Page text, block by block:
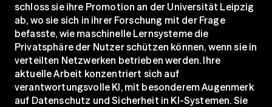
schloss sie ihre Promotion an der Universität Leipzig
ab, wo sie sich in ihrer Forschung mit der Frage
befasste, wie maschinelle Lernsysteme die
Privatsphäre der Nutzer schützen können, wenn sie in
verteilten Netzwerken betrieben werden. Ihre
aktuelle Arbeit konzentriert sich auf
verantwortungsvolle KI, mit besonderem Augenmerk
auf Datenschutz und Sicherheit in KI-Systemen. Sie